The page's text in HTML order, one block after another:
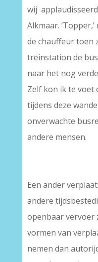
wij
Alkmaar.
de chauffeur toen
treinstation de
naar het nog
Zelf kon ik te voet
tijdens deze
onverwachte
andere mensen.
Een ander
andere
openbaar vervoer
vormen van
nemen dan